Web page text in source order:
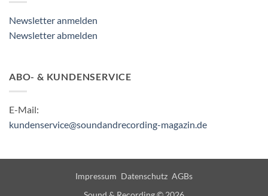
Newsletter anmelden
Newsletter abmelden
ABO- & KUNDENSERVICE
E-Mail:
kundenservice@soundandrecording-magazin.de
Impressum Datenschutz AGBs